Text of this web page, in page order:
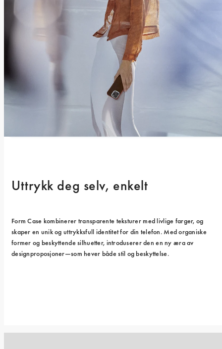
Uttrykk deg selv, enkelt
Form Case kombinerer transparente teksturer med livlige farger, og
skaper en unik og uttrykksfull identitet for din telefon. Med organiske
former og beskyttende silhuetter, introduserer den en ny æra av
designproposjoner—som hever både stil og beskyttelse.